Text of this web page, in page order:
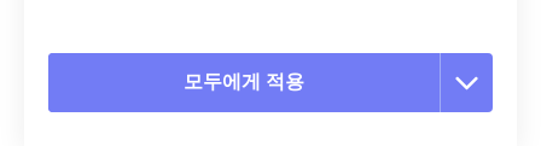
모두에게 적용